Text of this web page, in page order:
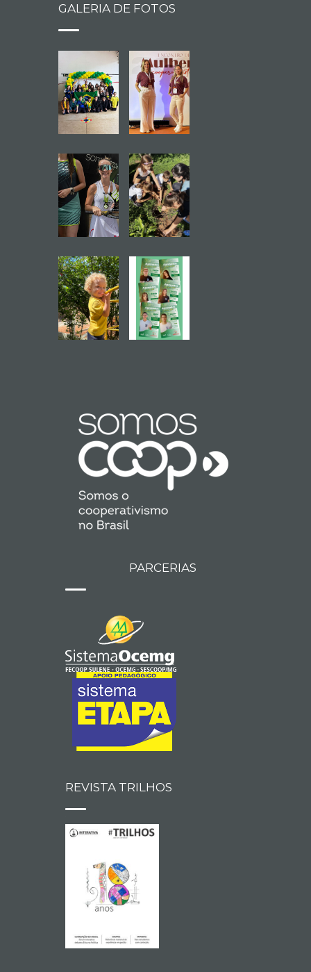
GALERIA DE FOTOS
PARCERIAS
REVISTA TRILHOS